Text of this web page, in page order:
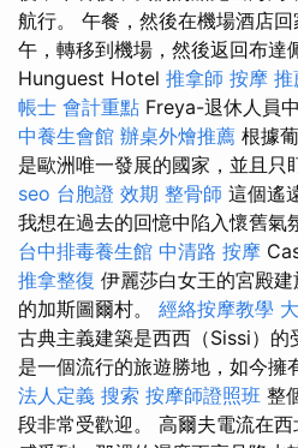
航行。 午餐，然後在機場酒店
午，轉移到機場，然後返回布達
Hunguest Hotel 推拿師 按摩 推
帳士 會計重點 Freya-退休人員
中養生會館 辦桌外燴推薦 根據
是歐洲唯一發展的國家，並且只
seo 台胞證 效期 整骨師 這個遙
我想在過去的回憶中陷入懷舊氣
台中排毒養生館 中清路 按摩
推拿整復 伊麗莎白女王的宮殿
的加斯圖爾村。 經絡按摩教學
古典主義建築是西西（Sissi）
是一個流行的旅遊勝地，如今擁
法人定義 搜索 按摩師證照班 整
段非常受歡迎。 高爾夫電流在